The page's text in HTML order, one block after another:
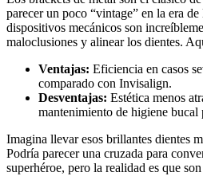
parecer un poco “vintage” en la era
dispositivos mecánicos son
maloclusiones y alinear los dientes.
Ventajas: Eficiencia en casos
comparado con Invisalign.
Desventajas: Estética menos
mantenimiento de higiene bucal
Imagina llevar esos brillantes dientes
Podría parecer una cruzada para
superhéroe, pero la realidad es que